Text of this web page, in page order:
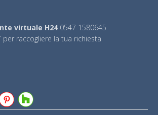
virtuale H240547 1580645
per raccogliere la tua richiesta